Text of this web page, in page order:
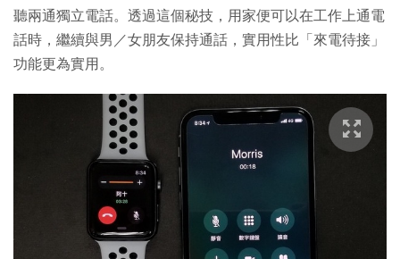
聽兩通獨立電話。透過這個秘技，用家便可以在工作上通電
話時，繼續與男／女朋友保持通話，實用性比「來電待接」
功能更為實用。